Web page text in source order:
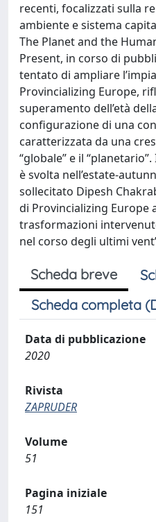
recenti, focalizzati sulla
ambiente e sistema
The Planet and the
Present, in corso di
tentato di ampliare
Provincializing Europe,
superamento dell’età
configurazione di una
caratterizzata da una
“globale” e il
è svolta nell’estate-
sollecitato Dipesh
di Provincializing Europe
trasformazioni
nel corso degli ultimi
Scheda breve
Scheda completa
Data di pubblicazione
2020
Rivista
ZAPRUDER
Volume
51
Pagina iniziale
151